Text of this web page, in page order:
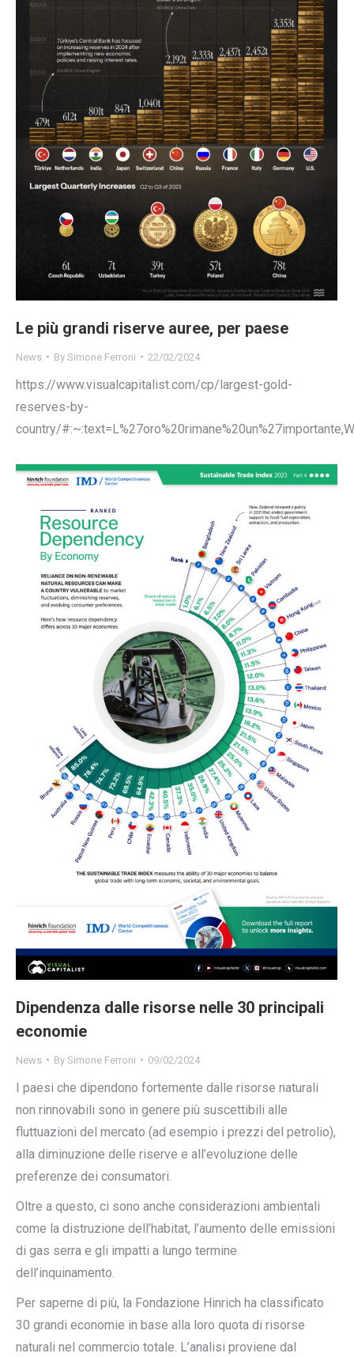
Le più grandi riserve auree, per paese
News By Simone Ferroni 22/02/2024
https://www.visualcapitalist.com/cp/largest-gold-
reserves-by-
country/
Dipendenza dalle risorse nelle 30 principali
economie
News By Simone Ferroni 09/02/2024
I paesi che dipendono fortemente dalle risorse naturali
non rinnovabili sono in genere più suscettibili alle
fluttuazioni del mercato (ad esempio i prezzi del petrolio),
alla diminuzione delle riserve e all’evoluzione delle
preferenze dei consumatori.
Oltre a questo, ci sono anche considerazioni ambientali
come la distruzione dell’habitat, l’aumento delle emissioni
di gas serra e gli impatti a lungo termine
dell’inquinamento.
Per saperne di più, la Fondazione Hinrich ha classificato
30 grandi economie in base alla loro quota di risorse
naturali nel commercio totale. L’analisi proviene dal